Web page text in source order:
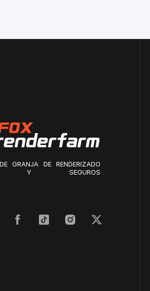
GRANJA DE RENDERIZADO
Y SEGUROS